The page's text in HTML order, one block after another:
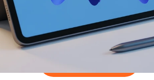
128GB - Gray
Prijs: €652,00
Rating: 5.0/5